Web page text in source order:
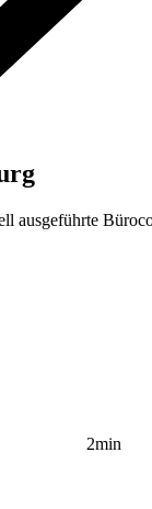
ausgeführte
2min